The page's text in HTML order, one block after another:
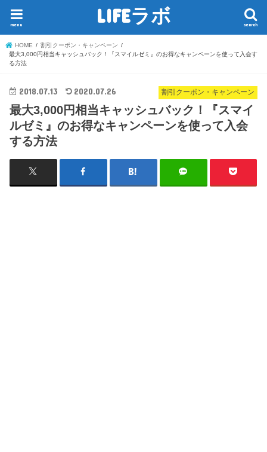
LIFEラボ search
menu
HOME
割引クーポン・キャンペーン
最大3,000円相当キャッシュバック！『スマイルゼミ』のお得なキャンペーンを使って入会す
る方法
割引クーポン・キャンペーン
2018.07.13 2020.07.26
最大3,000円相当キャッシュバック！『スマイ
ルゼミ』のお得なキャンペーンを使って入会
する方法